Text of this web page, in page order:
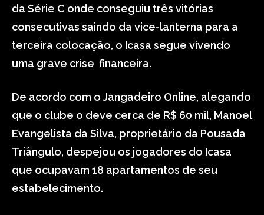
da Série C onde conseguiu três vitórias
consecutivas saindo da vice-lanterna para a
terceira colocação, o Icasa segue vivendo
uma grave crise financeira.
De acordo com o Jangadeiro Online, alegando
que o clube o deve cerca de R$ 60 mil, Manoel
Evangelista da Silva, proprietário da Pousada
Triângulo, despejou os jogadores do Icasa
que ocupavam 18 apartamentos de seu
estabelecimento.